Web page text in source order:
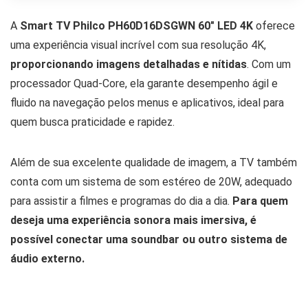
A Smart TV Philco PH60D16DSGWN 60″ LED 4K oferece
uma experiência visual incrível com sua resolução 4K,
proporcionando imagens detalhadas e nítidas. Com um
processador Quad-Core, ela garante desempenho ágil e
fluido na navegação pelos menus e aplicativos, ideal para
quem busca praticidade e rapidez.
Além de sua excelente qualidade de imagem, a TV também
conta com um sistema de som estéreo de 20W, adequado
para assistir a filmes e programas do dia a dia. Para quem
deseja uma experiência sonora mais imersiva, é
possível conectar uma soundbar ou outro sistema de
áudio externo.